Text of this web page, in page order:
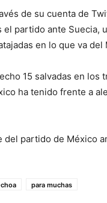
de su cuenta de
el partido ante Suecia,
en lo que va del
15 salvadas en los
ha tenido frente a
del partido de México
para muchas